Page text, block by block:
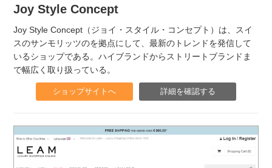
Joy Style Concept
Joy Style Concept（ジョイ・スタイル・コンセプト）は、スイ
スのサンモリッツのを拠点にして、最新のトレンドを発信して
いるショップである。ハイブランドからストリートブランドま
で幅広く取り扱っている。
ショップサイトへ 詳細を確認する